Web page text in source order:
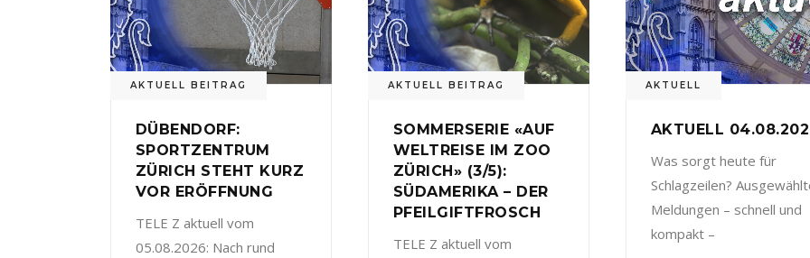
AKTUELL BEITRAG
DÜBENDORF:
SPORTZENTRUM
ZÜRICH STEHT KURZ
VOR ERÖFFNUNG
TELE Z aktuell vom
05.08.2026: Nach rund
AKTUELL BEITRAG
SOMMERSERIE «AUF
WELTREISE IM ZOO
ZÜRICH» (3/5):
SÜDAMERIKA – DER
PFEILGIFTFROSCH
TELE Z aktuell vom
AKTUELL
AKTUELL
Was sorgt heute für
Schlagzeilen?
Meldungen – schnell und
kompakt –